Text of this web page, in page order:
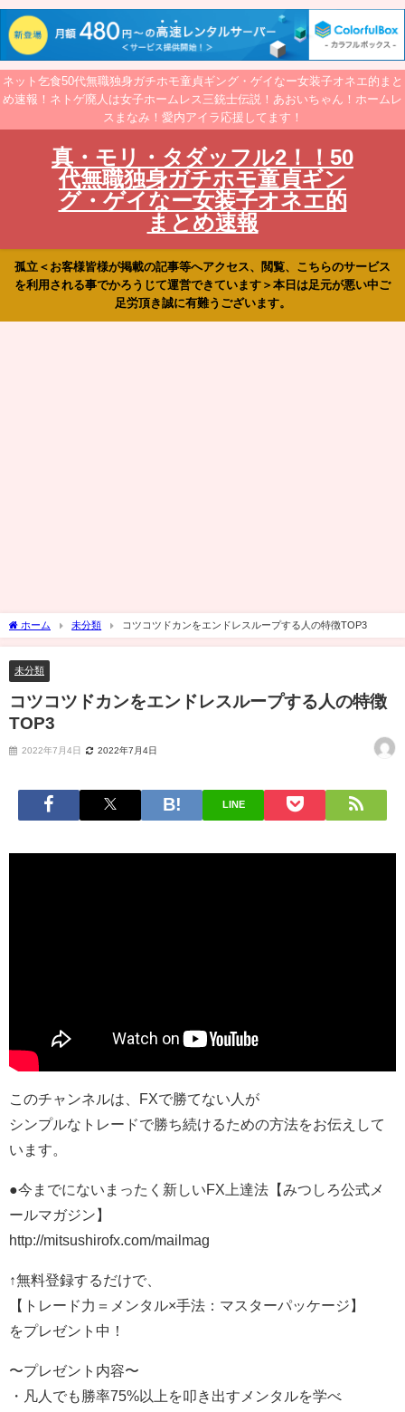
ネット乞食50代無職独身ガチホモ童貞ギング・ゲイなー女装子オネエ的まと
め速報！ネトゲ廃人は女子ホームレス三銃士伝説！あおいちゃん！ホームレ
スまなみ！愛内アイラ応援してます！
真・モリ・タダッフル2！！50
代無職独身ガチホモ童貞ギン
グ・ゲイなー女装子オネエ的
まとめ速報
孤立＜お客様皆様が掲載の記事等へアクセス、閲覧、こちらのサービス
を利用される事でかろうじて運営できています＞本日は足元が悪い中ご
足労頂き誠に有難うございます。
ホーム 未分類 コツコツドカンをエンドレスループする人の特徴TOP3
未分類
コツコツドカンをエンドレスループする人の特徴
TOP3
2022年7月4日 2022年7月4日
LINE
このチャンネルは、FXで勝てない人が
シンプルなトレードで勝ち続けるための方法をお伝えして
います。
●今までにないまったく新しいFX上達法【みつしろ公式メ
ールマガジン】
http://mitsushirofx.com/mailmag
↑無料登録するだけで、
【トレード力＝メンタル×手法：マスターパッケージ】
をプレゼント中！
〜プレゼント内容〜
・凡人でも勝率75%以上を叩き出すメンタルを学べ